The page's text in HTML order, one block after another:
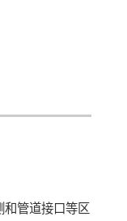
管道接口等区